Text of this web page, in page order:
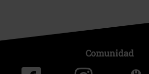
Comunidad